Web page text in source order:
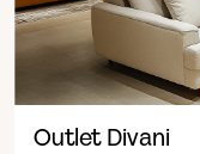
Outlet Divani